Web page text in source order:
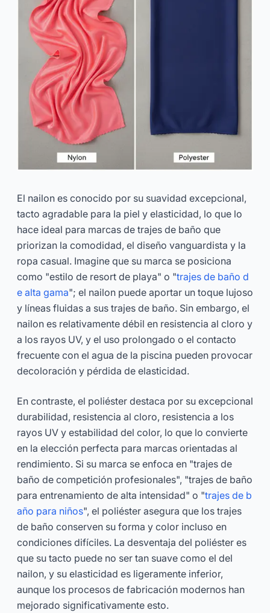
El nailon es conocido por su suavidad excepcional,
tacto agradable para la piel y elasticidad, lo que lo
hace ideal para marcas de trajes de baño que
priorizan la comodidad, el diseño vanguardista y la
ropa casual. Imagine que su marca se posiciona
como "estilo de resort de playa" o "trajes de baño d
e alta gama"; el nailon puede aportar un toque lujoso
y líneas fluidas a sus trajes de baño. Sin embargo, el
nailon es relativamente débil en resistencia al cloro y
a los rayos UV, y el uso prolongado o el contacto
frecuente con el agua de la piscina pueden provocar
decoloración y pérdida de elasticidad.
En contraste, el poliéster destaca por su excepcional
durabilidad, resistencia al cloro, resistencia a los
rayos UV y estabilidad del color, lo que lo convierte
en la elección perfecta para marcas orientadas al
rendimiento. Si su marca se enfoca en "trajes de
baño de competición profesionales", "trajes de baño
para entrenamiento de alta intensidad" o "trajes de b
año para niños", el poliéster asegura que los trajes
de baño conserven su forma y color incluso en
condiciones difíciles. La desventaja del poliéster es
que su tacto puede no ser tan suave como el del
nailon, y su elasticidad es ligeramente inferior,
aunque los procesos de fabricación modernos han
mejorado significativamente esto.